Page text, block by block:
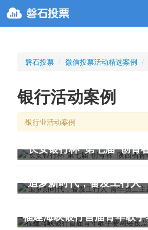
磐石投票 / 微信投票活动精选案例 /
银行活动案例
银行业活动案例
“长安银行杯”第七届“创青
“追梦新时代，奋发工行人
福建海峡银行首届青年歌